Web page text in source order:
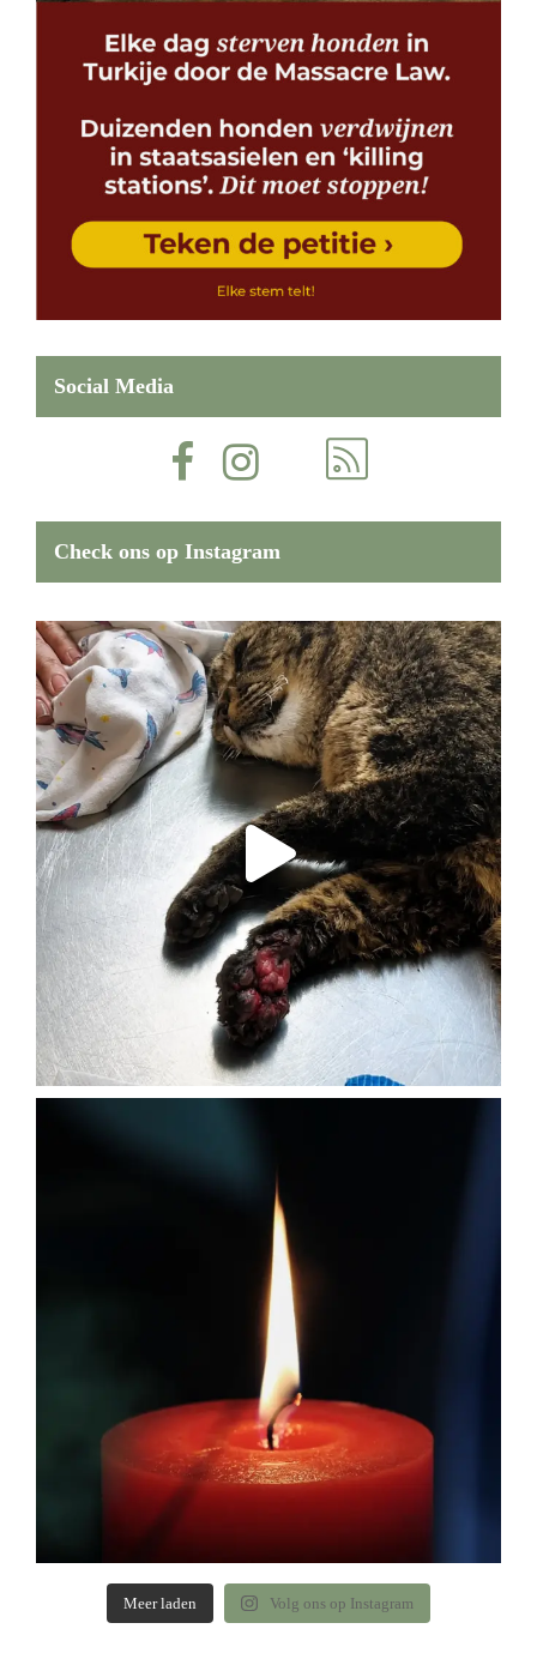
Social Media
Check ons op Instagram
Meer laden Volg ons op Instagram